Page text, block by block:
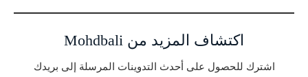
اكتشاف المزيد من Mohdbali
اشترك للحصول على أحدث التدوينات المرسلة إلى بريدك